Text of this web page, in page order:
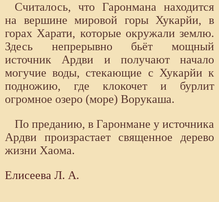
Считалось, что Гаронмана находится
на вершине мировой горы Хукарйи, в
горах Харати, которые окружали землю.
Здесь непрерывно бьёт мощный
источник Ардви и получают начало
могучие воды, стекающие с Хукарйи к
подножию, где клокочет и бурлит
огромное озеро (море) Ворукаша.
По преданию, в Гаронмане у источника
Ардви произрастает священное дерево
жизни Хаома.
Елисеева Л. А.